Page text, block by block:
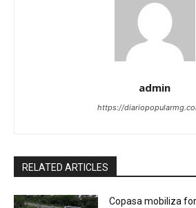
admin
https://
RELATED ARTICLES
Copasa mobiliza